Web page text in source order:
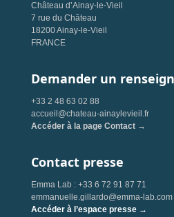
Château d’Ainay-le-Vieil
7 rue du Château
18200 Ainay-le-Vieil
FRANCE
Demander un
+33 2 48 63 02 88
accueil@chateau-ainaylevieil.fr
Accéder à la page Contact →
Contact presse
Emma Lab : +33 6 72 91 87 71
emmanuelle.gillardo@emma-lab.com
Accéder à l’espace presse →